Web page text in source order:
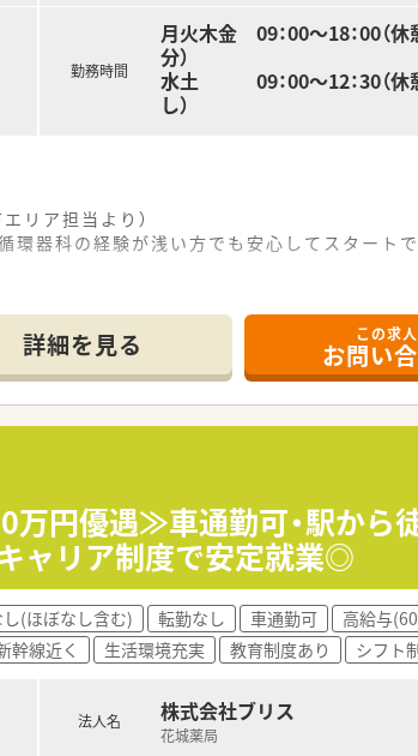
勤務時間
月火木金 09：00～18：00（休
分）
水土 09：00～12：30（休
し）
リア担当より）
環器科の経験が浅い方でも安心してスタート
群の立地にあり、通勤にかかる時間や負担を
の処方箋を1日30から40枚程度応需しており
分までの開局時間となっており、メリハリをつ
る地元密着型の法人であり、地域の皆様か
ムで風通しの良い社風が魅力であり、従業員
康増進に貢献することを第一に掲げ、質の高
、マイカーでの通勤も可能となっており、個
なく、通勤手当もしっかりと支給されるため
う風土が根付いており、困ったことがあって
験を存分に活かし、即戦力として薬局の運
身になって話を聞くことができるコミュニケ
詳細を見る この求
お問い
万円優遇≫車通勤可・駅から
ャリア制度で安定就業◎
(ほぼなし含む) 転勤なし 車通勤可 高給与
幹線近く 生活環境充実 教育制度あり シフト
法人名 株式会社ブリス
花城薬局